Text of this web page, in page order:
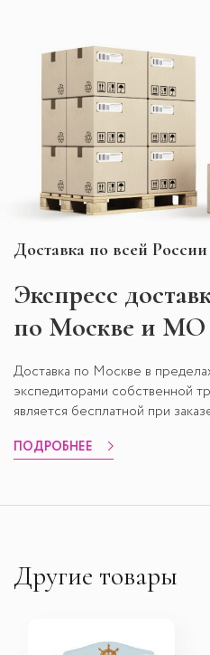
Доставка по всей
Экспресс
по Москве и МО
Доставка по Москве в
экспедиторами собственной
является бесплатной при
ПОДРОБНЕЕ
Другие товары